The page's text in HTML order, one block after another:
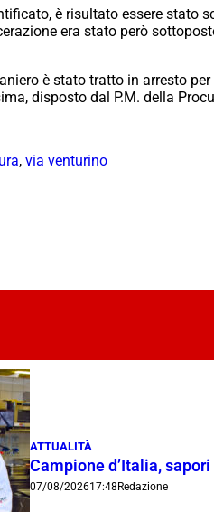
è risultato essere stato
era stato però
è stato tratto in arresto
disposto dal P.M. della
, via venturino
ATTUALITÀ
Campione d’Italia,
07/08/202617:48 Redazione